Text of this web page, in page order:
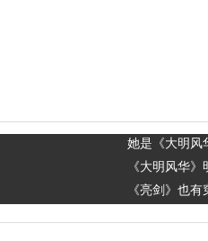
她是《大明风
《大明风华
《亮剑》也